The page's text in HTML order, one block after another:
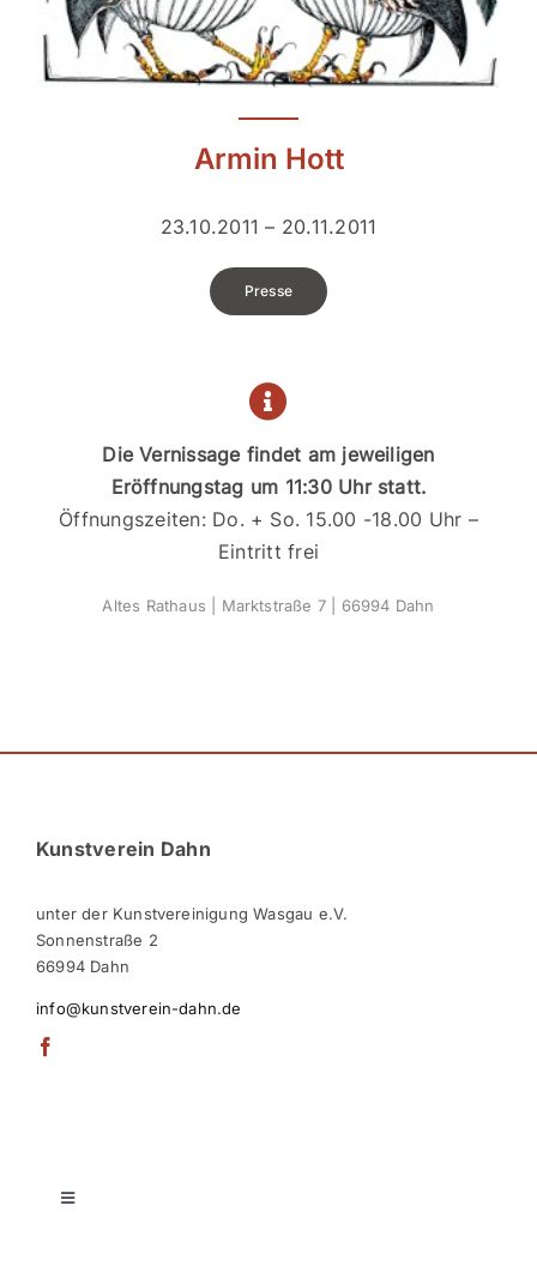
Armin Hott
23.10.2011 – 20.11.2011
Presse
Die Vernissage findet am jeweiligen
Eröffnungstag um 11:30 Uhr statt.
Öffnungszeiten: Do. + So. 15.00 -18.00 Uhr –
Eintritt frei
Altes Rathaus | Marktstraße 7 | 66994 Dahn
Kunstverein Dahn
unter der Kunstvereinigung Wasgau e.V.
Sonnenstraße 2
66994 Dahn
info@kunstverein-dahn.de
Toggle